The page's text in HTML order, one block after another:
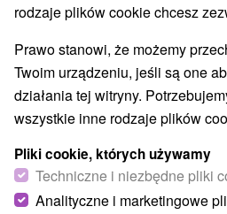
1.
rodzaje plików cookie chcesz
Prawo stanowi, że możemy
Twoim urządzeniu, jeśli są one
działania tej witryny.
wszystkie inne rodzaje plików
Pliki cookie, których używamy
Techniczne i niezbędne pliki
Analityczne i marketingowe